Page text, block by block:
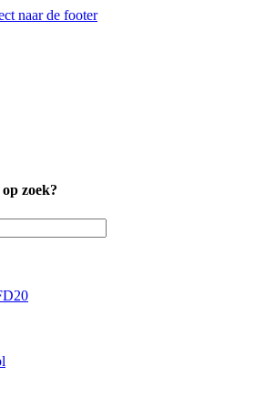
naar de footer
zoek?